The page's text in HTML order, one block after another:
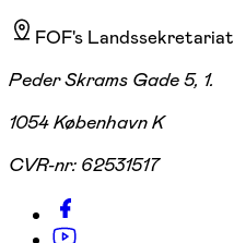
FOF's Landssekretariat
Peder Skrams Gade 5, 1.
1054 København K
CVR-nr: 62531517